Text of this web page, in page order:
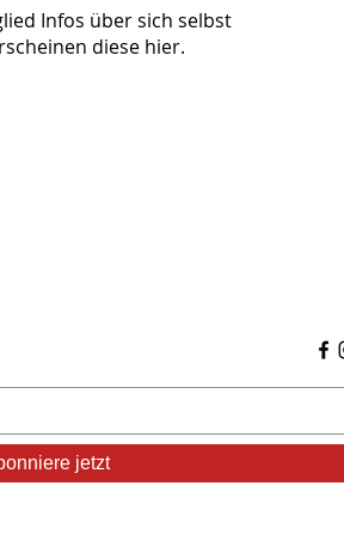
Infos über sich selbst
diese hier.
jetzt